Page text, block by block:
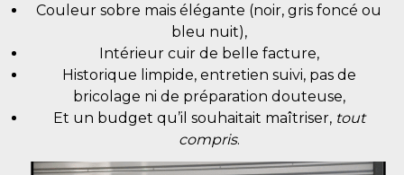
Couleur sobre mais élégante (noir, gris foncé ou
bleu nuit),
Intérieur cuir de belle facture,
Historique limpide, entretien suivi, pas de
bricolage ni de préparation douteuse,
Et un budget qu’il souhaitait maîtriser, tout
compris.